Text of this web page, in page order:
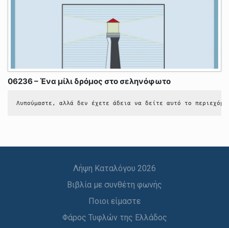
06236 – Ένα μίλι δρόμος στο σεληνόφωτο
Λυπούμαστε, αλλά δεν έχετε άδεια να δείτε αυτό το
Λήψη Καταλόγου 2026
Βιβλία με συνθέτη φωνής
Ποιοι είμαστε
Φάρος Τυφλών της Ελλάδος